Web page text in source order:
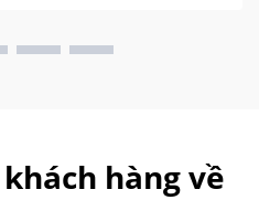
hàng về